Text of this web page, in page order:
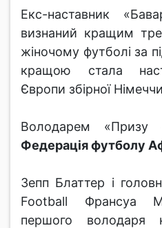
Екс-наставник
визнаний кращим
жіночому футболі за
кращою стала
Європи збірної
Володарем «Призу
Федерація футболу
Зепп Блаттер і
Football Франсуа
першого володаря